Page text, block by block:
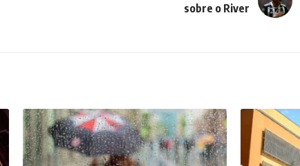
sobre o River